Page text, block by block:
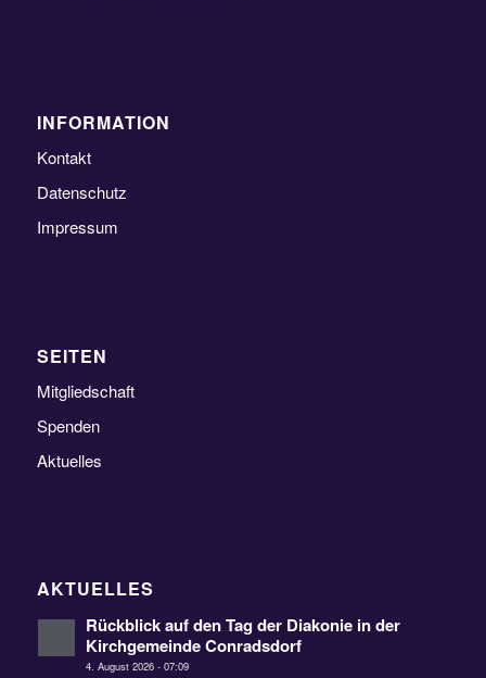
INFORMATION
Kontakt
Datenschutz
Impressum
SEITEN
Mitgliedschaft
Spenden
Aktuelles
AKTUELLES
Rückblick auf den Tag der Diakonie in der
Kirchgemeinde Conradsdorf
4. August 2026 - 07:09